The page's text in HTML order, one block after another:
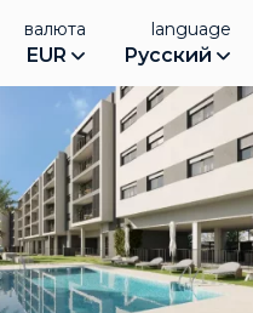
валюта
EUR
language
Русский